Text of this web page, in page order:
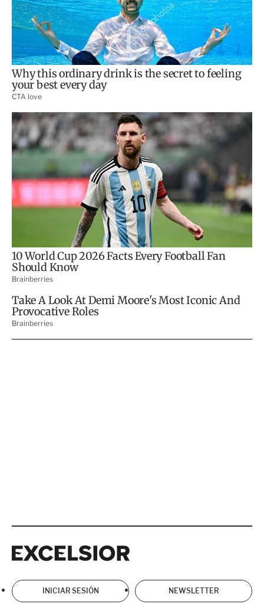
INICIAR SESIÓN NEWSLETTER